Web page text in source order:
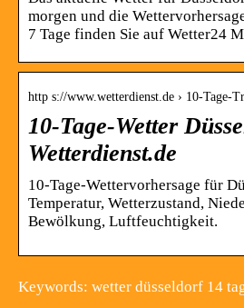
morgen und die
7 Tage finden Sie auf Wetter24
http s://www.wetterdienst.de › 10-Tage-
10-Tage-Wetter
Wetterdienst.de
10-Tage-Wettervorhersage für
Temperatur, Wetterzustand,
Bewölkung, Luftfeuchtigkeit.
Keywords: wetter düsseldorf 14